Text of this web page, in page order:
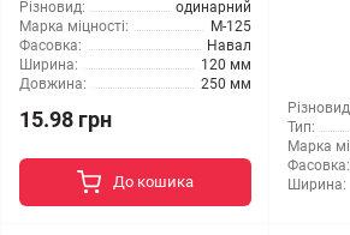
Різновид:
одинарний
Марка міцності:
М-125
Фасовка:
Навал
Ширина:
120 мм
Довжина:
250 мм
15.98 грн
До кошика
Тип:
Марка
Фасовка:
Ширина: